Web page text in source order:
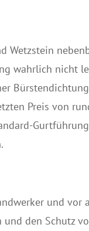
Wetzstein
wahrlich nicht
Preis von
und vor
den Schutz